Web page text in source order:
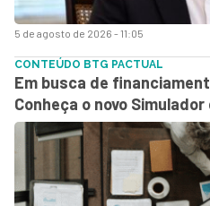
5 de agosto de 2026 - 11:05
CONTEÚDO BTG PACTUAL
Em busca de
Conheça o novo